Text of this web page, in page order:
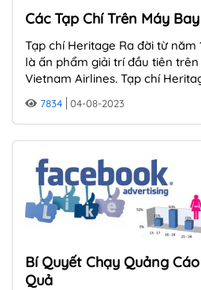
Các Tạp Chí Trên Máy Bay
Tạp chí Heritage Ra đời từ năm
là ấn phẩm giải trí đầu tiên
Vietnam Airlines. Tạp chí
7834 04-08-2023
Bí Quyết Chạy Quảng
Quả